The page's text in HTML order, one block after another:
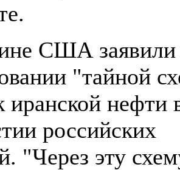
США заявили
"тайной
иранской
российских
"Через эту